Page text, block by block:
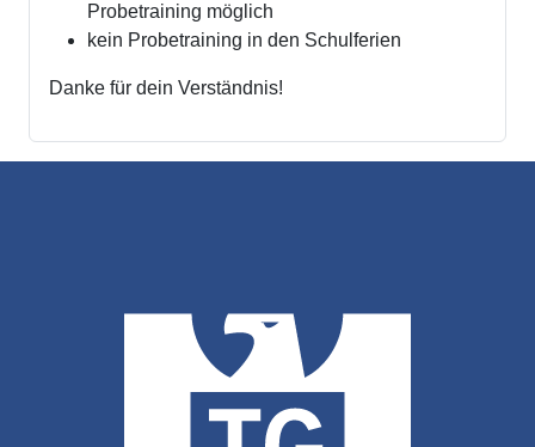
Probetraining möglich
kein Probetraining in den Schulferien
Danke für dein Verständnis!